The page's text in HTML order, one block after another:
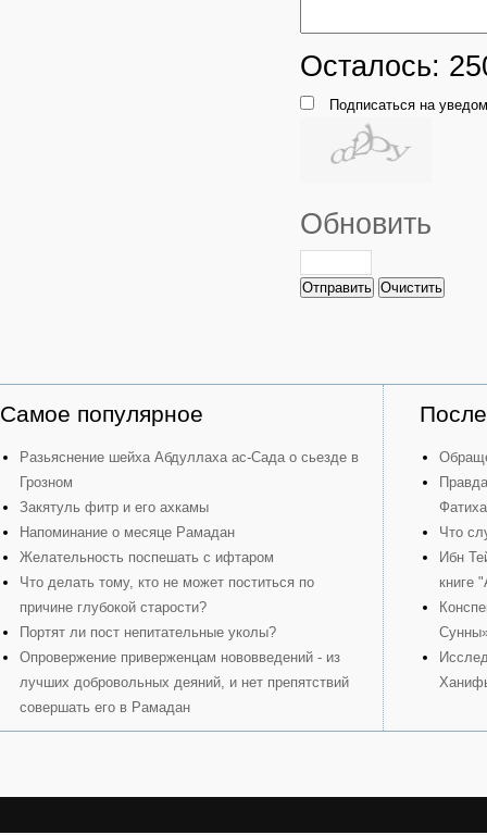
Осталось:
Подписаться на
Обновить
Отправить Очистить
Самое популярное
Разьяснение шейха Абдуллаха ас-Сада о сьезде в
Грозном
Закятуль фитр и его ахкамы
Напоминание о месяце Рамадан
Желательность поспешать с ифтаром
Что делать тому, кто не может поститься по
причине глубокой старости?
Портят ли пост непитательные уколы?
Опровержение приверженцам нововведений - из
лучших добровольных деяний, и нет препятствий
совершать его в Рамадан
Что
Ибн
книге